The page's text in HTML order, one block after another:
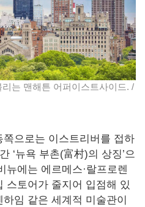
는 맨해튼 어퍼이스트사이드. /
으로는 이스트리버를 접하
‘뉴욕 부촌(富村)의 상징’으
뉴에는 에르메스·랄프로렌
스토어가 줄지어 입점해 있
임 같은 세계적 미술관이